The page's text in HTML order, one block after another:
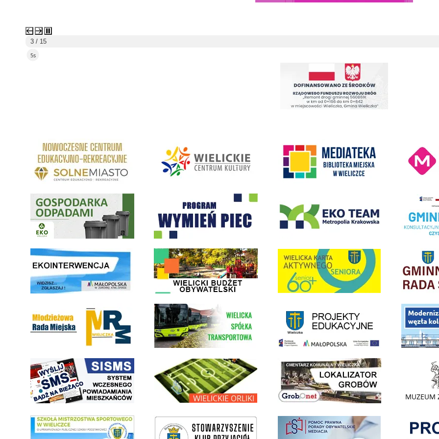
3 / 15
4s
Remont drogi gminnej 560861K ul. Juliusza Słowackiego w
link do strony Centrum Edukacyjno Rekreacyjne
Gospodarka odpadami na terenie Miasta i Gminy Wieliczka Realizacja
link do strony ekointerwencja dot.- powietrza link do strony - Wielicki Budżet Obywatelski link do strony Wielicka Karta Aktywnego Seniora link do strony
link do strony Wielickiej Spółki Transportowej link do strony - projekty edukacyjne dofinansowane z Europejskiego
link do opisu
link do strony systemu wczesnego ostrzegania mieszkańców SISMSlink do opisu projektu Wielickie Orliki link do lokalizatora grobów na wielickim cmentarzu - grobnetlink do strony
link do SMS Wieliczka wieliczka-wieliczanie na bis pomoc prawna wieliczka